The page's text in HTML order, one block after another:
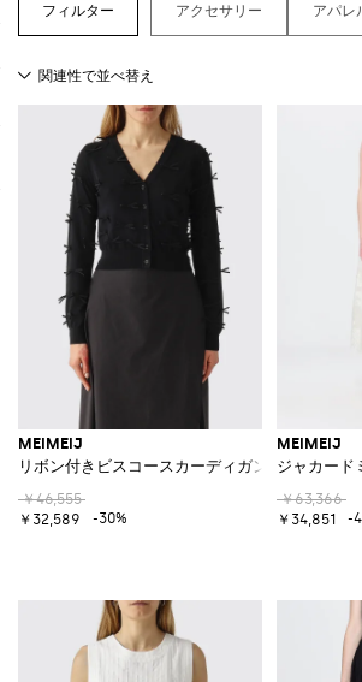
アクセサリー アパレ
MEIMEIJ
リボン付きビスコースカーディガン
￥46,555
￥32,589
-30%
MEIMEIJ
ジャカード
￥63,366
￥34,851
-